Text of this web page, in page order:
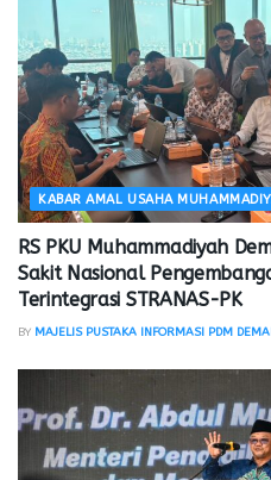
KABAR AMAL USAHA
RS PKU Muhammadiyah
Sakit Nasional
Terintegrasi STRANAS-PK
BY MAJELIS PUSTAKA INFORMASI PDM